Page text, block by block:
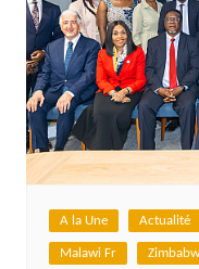
A la Une Actualité
Malawi Fr